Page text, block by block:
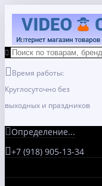
Время работы:
Круглосуточно без
выходных и праздников
Определение...
+7 (918) 905-13-34